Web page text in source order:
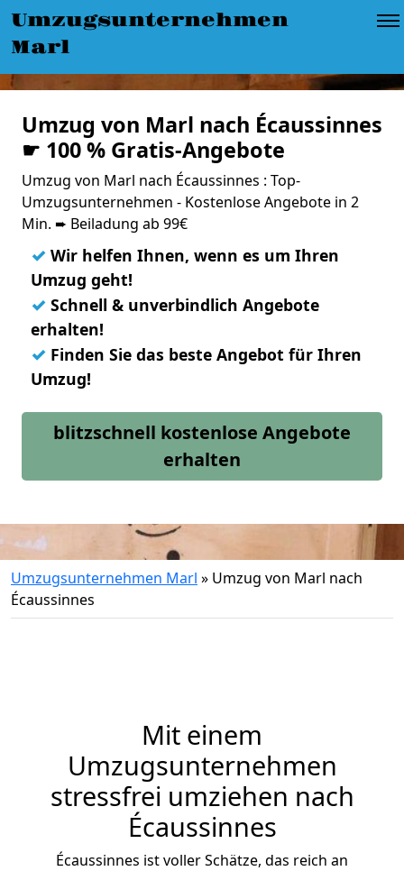
Umzugsunternehmen
Marl
Umzug von Marl nach Écaussinnes
☛ 100 % Gratis-Angebote
Umzug von Marl nach Écaussinnes : Top-
Umzugsunternehmen - Kostenlose Angebote in 2
Min. ➨ Beiladung ab 99€
✓ Wir helfen Ihnen, wenn es um Ihren
Umzug geht!
✓ Schnell & unverbindlich Angebote
erhalten!
✓ Finden Sie das beste Angebot für Ihren
Umzug!
blitzschnell kostenlose Angebote
erhalten
Umzugsunternehmen Marl » Umzug von Marl nach
Écaussinnes
Mit einem
Umzugsunternehmen
stressfrei umziehen nach
Écaussinnes
Écaussinnes ist voller Schätze, das reich an